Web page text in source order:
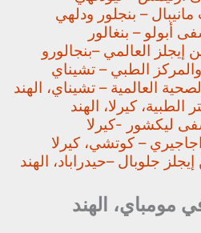
– بنجلور ودلهي
أبولو – بنغالور
العالمي –بنجالورو
الطبي – تشيناي
العالمية – تشيناي، الهند
الطبية، كيرلا، الهند
ليكشور -كيرلا
– كوتشي، كيرلا
جلوبال –حيدراباد، الهند
مومباي، الهند